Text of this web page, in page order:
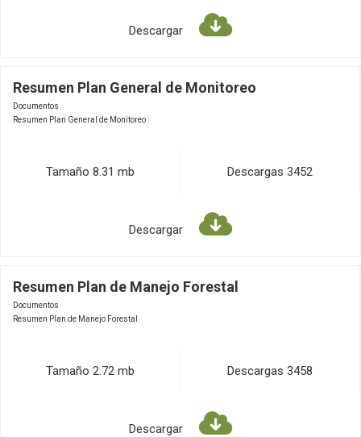
Descargar
Resumen Plan General de Monitoreo
Documentos
Resumen Plan General de Monitoreo
Tamaño 8.31 mb Descargas 3452
Descargar
Resumen Plan de Manejo Forestal
Documentos
Resumen Plan de Manejo Forestal
Tamaño 2.72 mb Descargas 3458
Descargar